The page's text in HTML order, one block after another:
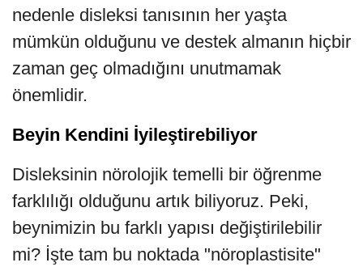
nedenle disleksi tanısının her yaşta
mümkün olduğunu ve destek almanın hiçbir
zaman geç olmadığını unutmamak
önemlidir.
Beyin Kendini İyileştirebiliyor
Disleksinin nörolojik temelli bir öğrenme
farklılığı olduğunu artık biliyoruz. Peki,
beynimizin bu farklı yapısı değiştirilebilir
mi? İşte tam bu noktada "nöroplastisite"